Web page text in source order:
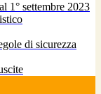
1° settembre 2023
di sicurezza